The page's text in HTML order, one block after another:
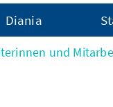
Diania
und